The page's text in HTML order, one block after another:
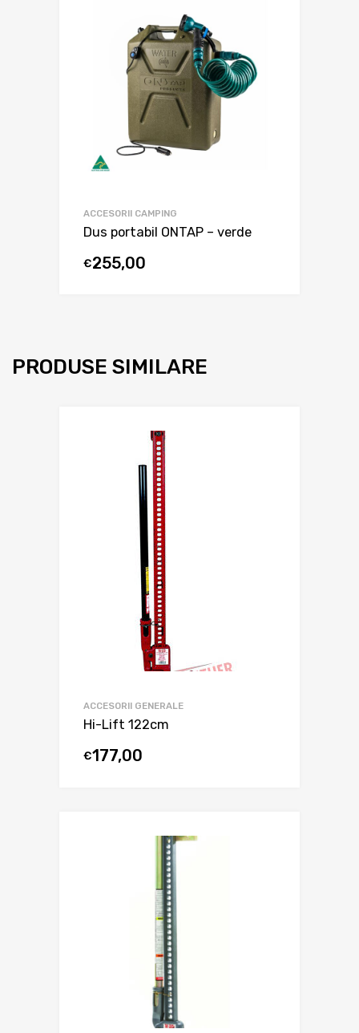
ACCESORII CAMPING
Dus portabil ONTAP – verde
€255,00
PRODUSE SIMILARE
ACCESORII GENERALE
Hi-Lift 122cm
€177,00